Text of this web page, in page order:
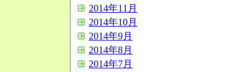
2014年11月
2014年10月
2014年9月
2014年8月
2014年7月